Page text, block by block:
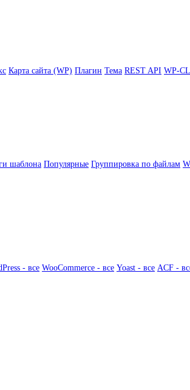
Карта сайта (WP) Плагин Тема REST API WP-
шаблона Популярные Группировка по файлам
- все WooCommerce - все Yoast - все ACF -